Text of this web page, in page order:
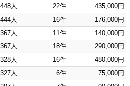
448人 22件
435,000円
444人 16件
176,000円
367人 11件
140,000円
367人 18件
290,000円
328人 16件
480,000円
327人 6件
75,000円